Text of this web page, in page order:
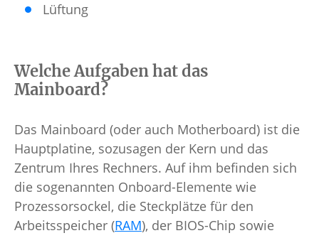
Lüftung
Welche Aufgaben hat das
Mainboard?
Das Mainboard (oder auch Motherboard) ist die
Hauptplatine, sozusagen der Kern und das
Zentrum Ihres Rechners. Auf ihm befinden sich
die sogenannten Onboard-Elemente wie
Prozessorsockel, die Steckplätze für den
Arbeitsspeicher (RAM), der BIOS-Chip sowie